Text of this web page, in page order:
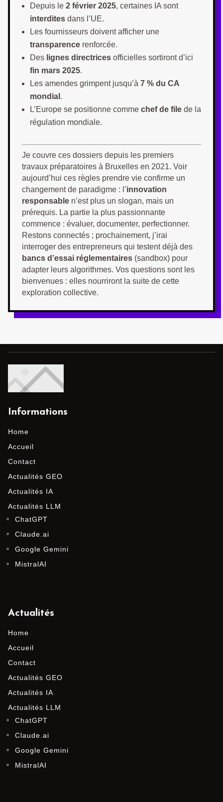
Depuis le 2 février 2025, certaines IA sont
interdites dans l’UE.
Les fournisseurs doivent afficher une
transparence renforcée.
Des lignes directrices officielles sortiront d’ici
fin mars 2025.
Les amendes grimpent jusqu’à 7 % du CA
mondial .
L’Europe se positionne comme chef de file de la
régulation mondiale.
Je couvre ces dossiers depuis les premiers
travaux préparatoires à Bruxelles en 2021. Voir
aujourd’hui ces règles prendre vie confirme un
changement de paradigme : l’innovation
responsable n’est plus un slogan, mais un
prérequis. La partie la plus passionnante
commence : évaluer, documenter, perfectionner.
Restons connectés ; prochainement, j’irai
interroger des entrepreneurs qui testent déjà des
bancs d’essai réglementaires (sandbox) pour
adapter leurs algorithmes. Vos questions sont les
bienvenues : elles nourriront la suite de cette
exploration collective.
Informations
Home
Accueil
Contact
Actualités GEO
Actualités IA
Actualités LLM
ChatGPT
Claude.ai
Google Gemini
MistralAI
Actualités
Home
Accueil
Contact
Actualités GEO
Actualités IA
Actualités LLM
ChatGPT
Claude.ai
Google Gemini
MistralAI